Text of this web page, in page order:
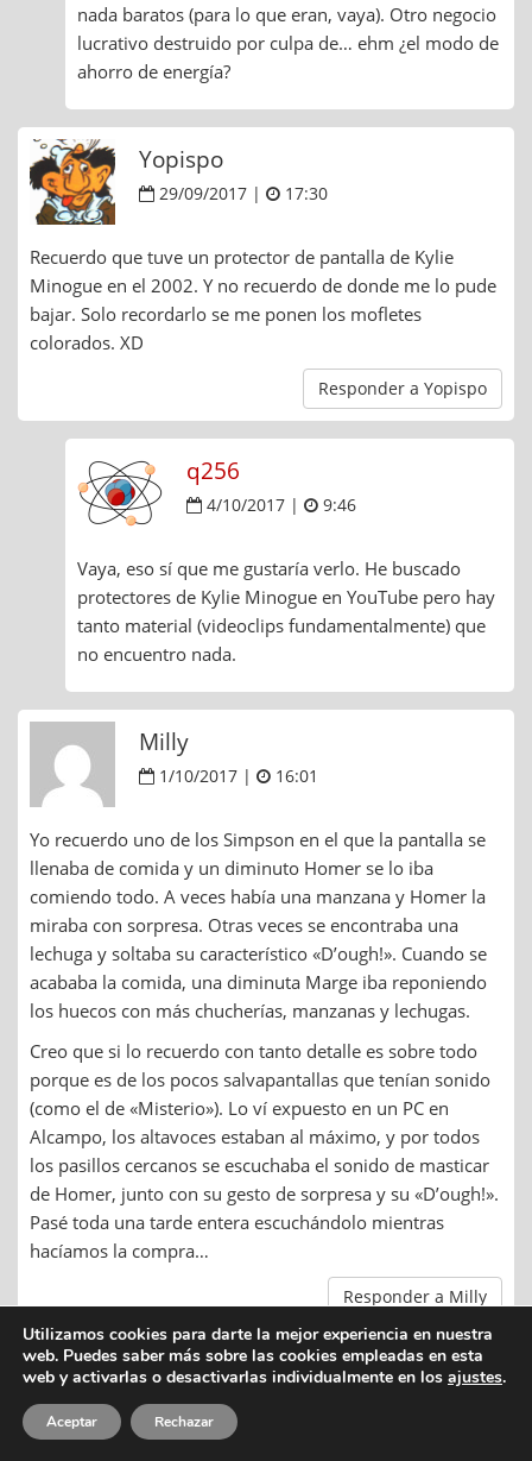
nada baratos (para lo que eran, vaya). Otro negocio
lucrativo destruido por culpa de… ehm ¿el modo de
ahorro de energía?
Yopispo
29/09/2017 | 17:30
Recuerdo que tuve un protector de pantalla de Kylie
Minogue en el 2002. Y no recuerdo de donde me lo pude
bajar. Solo recordarlo se me ponen los mofletes
colorados. XD
Responder a Yopispo
q256
4/10/2017 | 9:46
Vaya, eso sí que me gustaría verlo. He buscado
protectores de Kylie Minogue en YouTube pero hay
tanto material (videoclips fundamentalmente) que
no encuentro nada.
Milly
1/10/2017 | 16:01
Yo recuerdo uno de los Simpson en el que la pantalla se
llenaba de comida y un diminuto Homer se lo iba
comiendo todo. A veces había una manzana y Homer la
miraba con sorpresa. Otras veces se encontraba una
lechuga y soltaba su característico «D’ough!». Cuando se
acababa la comida, una diminuta Marge iba reponiendo
los huecos con más chucherías, manzanas y lechugas.
Creo que si lo recuerdo con tanto detalle es sobre todo
porque es de los pocos salvapantallas que tenían sonido
(como el de «Misterio»). Lo ví expuesto en un PC en
Alcampo, los altavoces estaban al máximo, y por todos
los pasillos cercanos se escuchaba el sonido de masticar
de Homer, junto con su gesto de sorpresa y su «D’ough!».
Pasé toda una tarde entera escuchándolo mientras
hacíamos la compra…
Responder a Milly
q256
4/10/2017 |
Utilizamos cookies para darte la mejor experiencia en nuestra
web. Puedes saber más sobre las cookies empleadas en esta
web y activarlas o desactivarlas individualmente en los ajustes.
Aceptar Rechazar